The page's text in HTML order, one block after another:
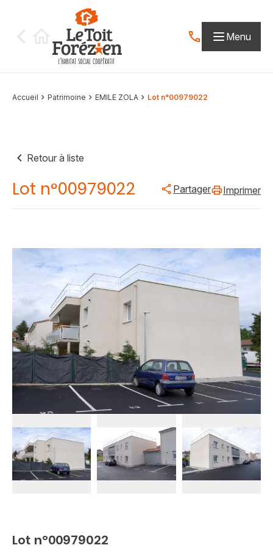
Contactez-nous
Menu
Accueil Patrimoine EMILE ZOLA Lot n°00979022
Retour à liste
Lot n°00979022 Partager Imprimer
Lot n°00979022